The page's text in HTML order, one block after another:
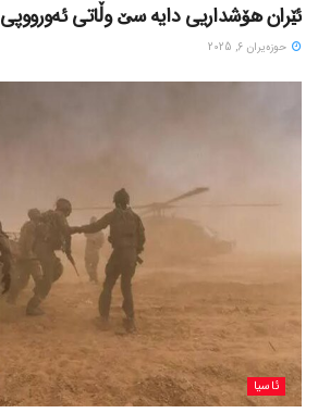
ئێران هۆشداریی دایە سێ وڵاتی ئەورووپی
حوزه‌یران 6, 2025
ئاسیا